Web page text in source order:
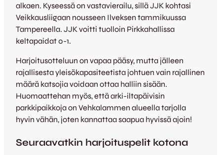
alkaen. Kyseessä on vastavierailu, sillä JJK kohtasi
Veikkausliigaan nousseen Ilveksen tammikuussa
Tampereella. JJK voitti tuolloin Pirkkahallissa
keltapaidat 0-1.
Harjoitusotteluun on vapaa pääsy, mutta jälleen
rajallisesta yleisökapasiteetista johtuen vain rajallinen
määrä katsojia voidaan ottaa halliin sisään.
Huomaattehan myös, että arki-iltapäivisin
parkkipaikkoja on Vehkalammen alueella tarjolla
hyvin vähän, joten kannattaa saapua hyvissä ajoin!
Seuraavatkin harjoituspelit kotona